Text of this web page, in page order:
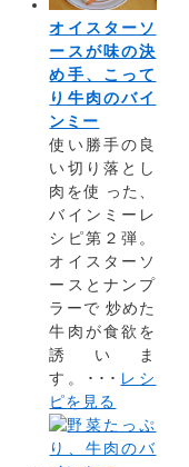
オイスターソ
ースが味の決
め手、こって
り牛肉のバイ
ンミー
使い勝手の良
い切り落とし
肉を使 った、
バインミーレ
シピ第２弾。
オイスターソ
ースとナンプ
ラーで 炒めた
牛肉が食欲を
誘いま
す。･･･ レシ
ピを見る